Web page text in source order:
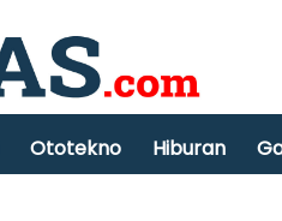
Ototekno Hiburan